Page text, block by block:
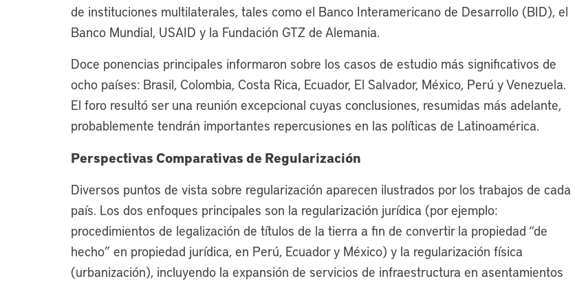
de instituciones multilaterales, tales como el Banco Interamericano de Desarrollo (BID), el
Banco Mundial, USAID y la Fundación GTZ de Alemania.
Doce ponencias principales informaron sobre los casos de estudio más significativos de
ocho países: Brasil, Colombia, Costa Rica, Ecuador, El Salvador, México, Perú y Venezuela.
El foro resultó ser una reunión excepcional cuyas conclusiones, resumidas más adelante,
probablemente tendrán importantes repercusiones en las políticas de Latinoamérica.
Perspectivas Comparativas de Regularización
Diversos puntos de vista sobre regularización aparecen ilustrados por los trabajos de cada
país. Los dos enfoques principales son la regularización jurídica (por ejemplo:
procedimientos de legalización de títulos de la tierra a fin de convertir la propiedad “de
hecho” en propiedad jurídica, en Perú, Ecuador y México) y la regularización física
(urbanización), incluyendo la expansión de servicios de infraestructura en asentamientos